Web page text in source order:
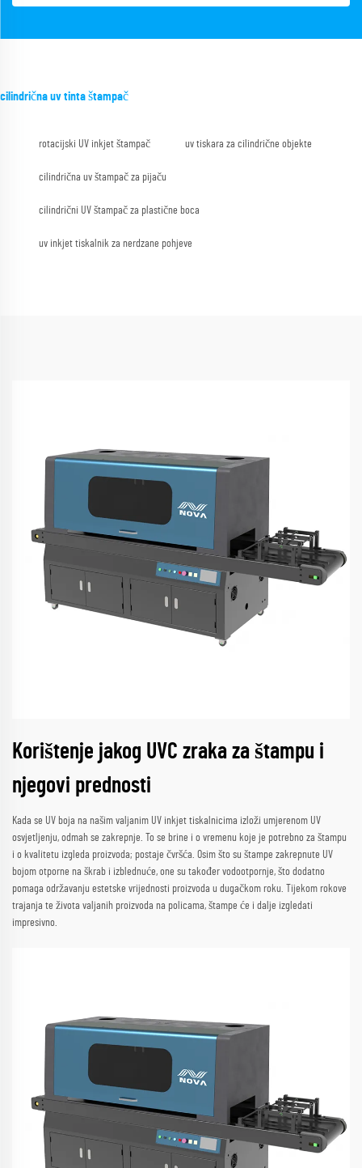
cilindrična uv tinta štampač
rotacijski UV inkjet štampač uv tiskara za cilindrične objekte
cilindrična uv štampač za pijaču
cilindrični UV štampač za plastične boca
uv inkjet tiskalnik za nerdzane pohjeve
Korištenje jakog UVC zraka za štampu i
njegovi prednosti
Kada se UV boja na našim valjanim UV inkjet tiskalnicima izloži umjerenom UV
osvjetljenju, odmah se zakrepnje. To se brine i o vremenu koje je potrebno za štampu
i o kvalitetu izgleda proizvoda; postaje čvršća. Osim što su štampe zakrepnute UV
bojom otporne na škrab i izblednuće, one su također vodootpornje, što dodatno
pomaga održavanju estetske vrijednosti proizvoda u dugačkom roku. Tijekom rokove
trajanja te života valjanih proizvoda na policama, štampe će i dalje izgledati
impresivno.